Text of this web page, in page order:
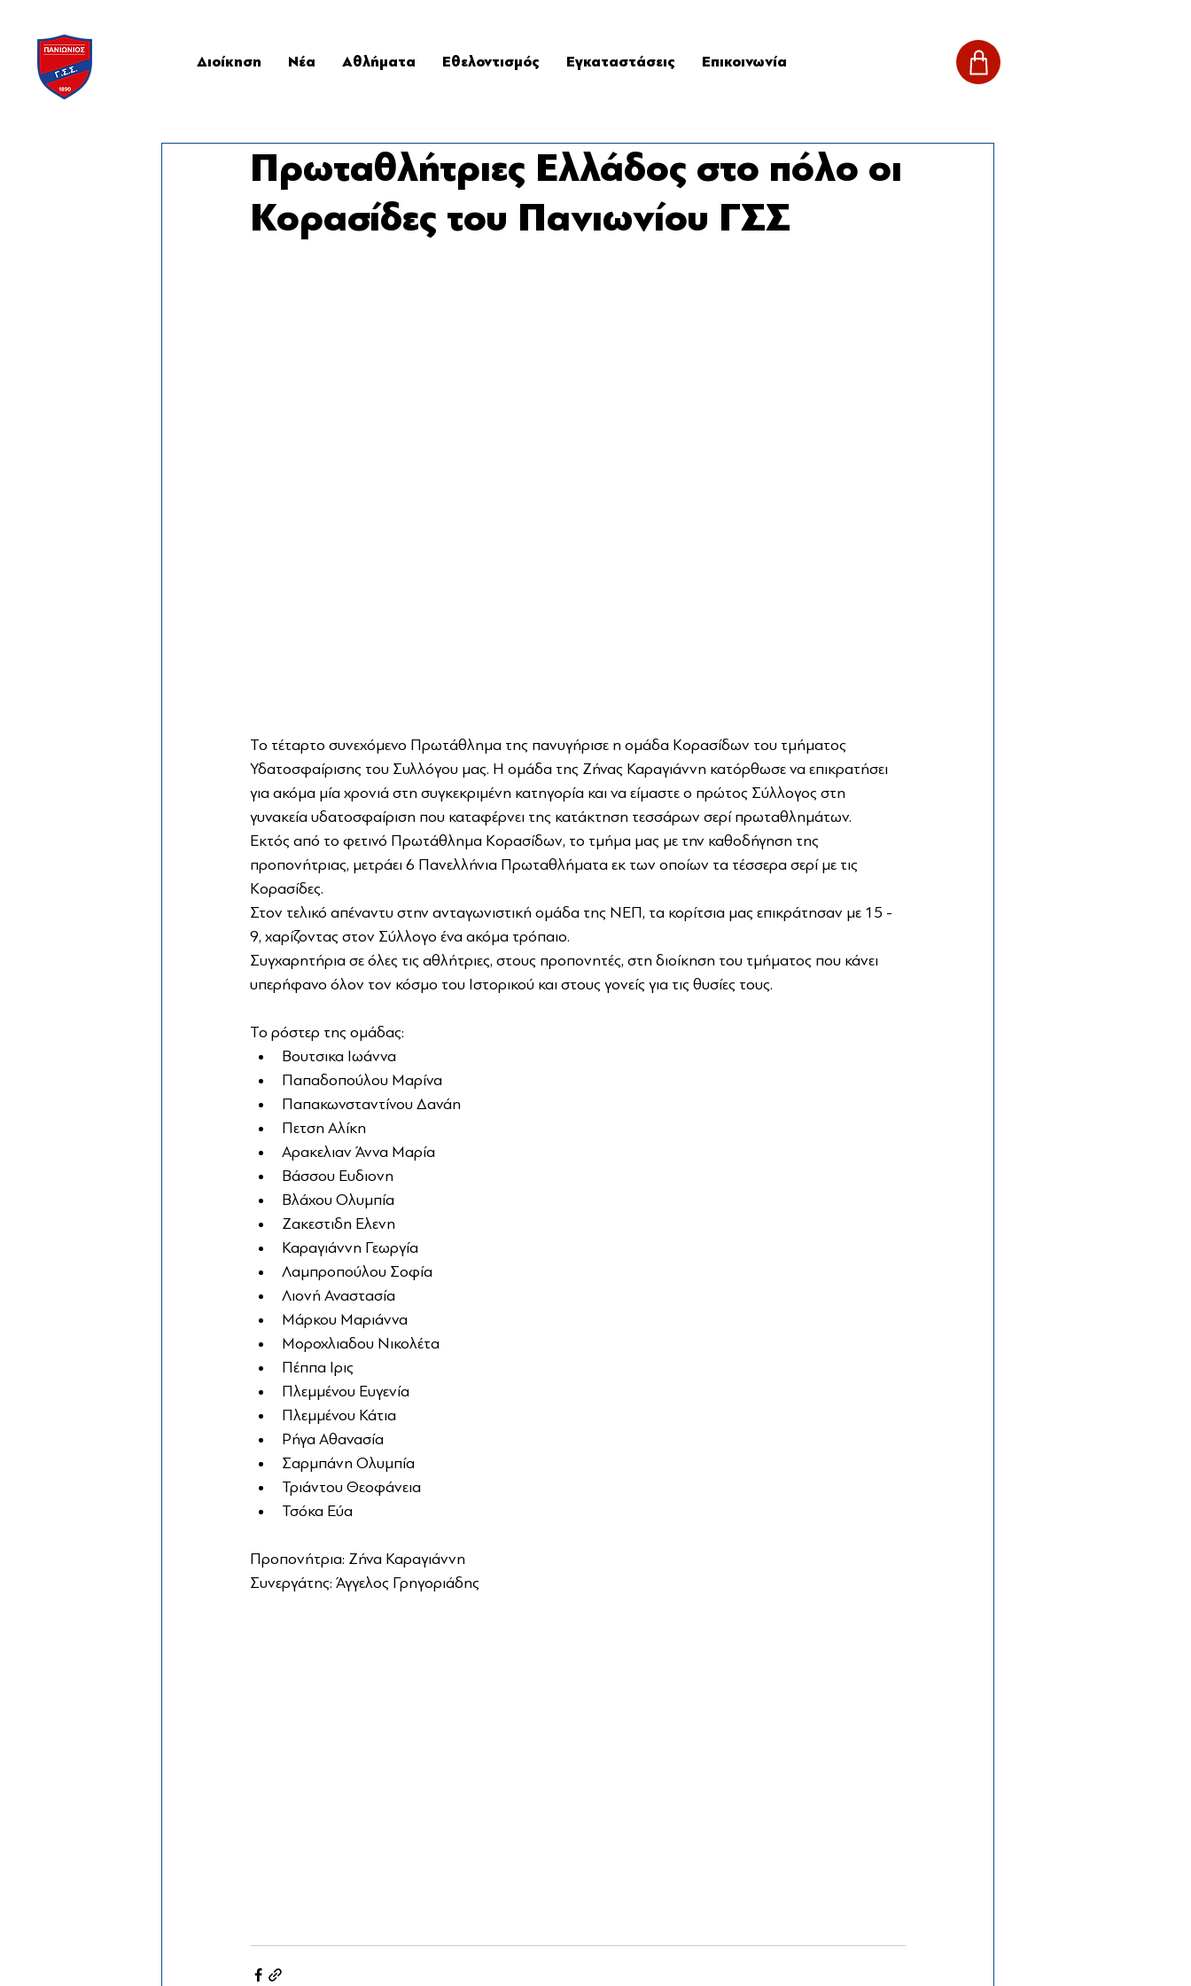
Διοίκηση Νέα Αθλήματα Εθελοντισμός Εγκαταστάσεις Επικοινωνία
Πρωταθλήτριες Ελλάδος στο πόλο οι
Κορασίδες του Πανιωνίου ΓΣΣ
Το τέταρτο συνεχόμενο Πρωτάθλημα της πανυγήρισε η ομάδα Κορασίδων του τμήματος
Υδατοσφαίρισης του Συλλόγου μας. Η ομάδα της Ζήνας Καραγιάννη κατόρθωσε να επικρατήσει
για ακόμα μία χρονιά στη συγκεκριμένη κατηγορία και να είμαστε ο πρώτος Σύλλογος στη
γυνακεία υδατοσφαίριση που καταφέρνει της κατάκτηση τεσσάρων σερί πρωταθλημάτων.
Εκτός από το φετινό Πρωτάθλημα Κορασίδων, το τμήμα μας με την καθοδήγηση της
προπονήτριας, μετράει 6 Πανελλήνια Πρωταθλήματα εκ των οποίων τα τέσσερα σερί με τις
Κορασίδες.
Στον τελικό απέναντυ στην ανταγωνιστική ομάδα της ΝΕΠ, τα κορίτσια μας επικράτησαν με 15 -
9, χαρίζοντας στον Σύλλογο ένα ακόμα τρόπαιο.
Συγχαρητήρια σε όλες τις αθλήτριες, στους προπονητές, στη διοίκηση του τμήματος που κάνει
υπερήφανο όλον τον κόσμο του Ιστορικού και στους γονείς για τις θυσίες τους.
Το ρόστερ της ομάδας:
Βουτσικα Ιωάννα
Παπαδοπούλου Μαρίνα
Παπακωνσταντίνου Δανάη
Πετση Αλίκη
Αρακελιαν Άννα Μαρία
Βάσσου Ευδιονη
Βλάχου Ολυμπία
Ζακεστιδη Ελενη
Καραγιάννη Γεωργία
Λαμπροπούλου Σοφία
Λιονή Αναστασία
Μάρκου Μαριάννα
Μοροχλιαδου Νικολέτα
Πέππα Ιρις
Πλεμμένου Ευγενία
Πλεμμένου Κάτια
Ρήγα Αθανασία
Σαρμπάνη Ολυμπία
Τριάντου Θεοφάνεια
Τσόκα Εύα
Προπονήτρια: Ζήνα Καραγιάννη
Συνεργάτης: Άγγελος Γρηγοριάδης